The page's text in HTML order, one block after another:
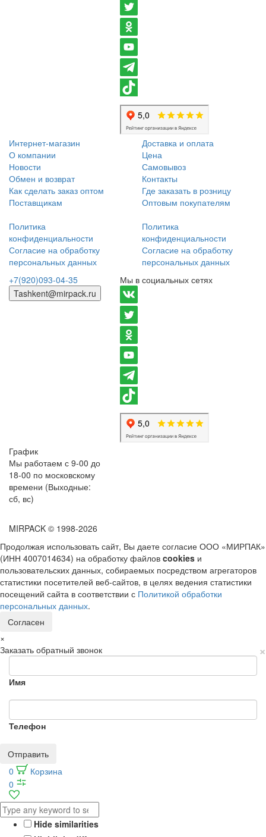
Интернет-магазин
О компании
Новости
Обмен и возврат
Как сделать заказ оптом
Поставщикам
Политика
конфиденциальности
Согласие на обработку
персональных данных
Доставка и оплата
Цена
Самовывоз
Контакты
Где заказать в розницу
Оптовым покупателям
Политика
конфиденциальности
Согласие на обработку
персональных данных
+7(920)093-04-35
Tashkent@mirpack.ru
Мы в социальных сетях
График
Мы работаем с 9-00 до
18-00 по московскому
времени (Выходные:
сб, вс)
MIRPACK © 1998-2026
Продолжая использовать сайт, Вы даете согласие ООО «МИРПАК»
(ИНН 4007014634) на обработку файлов cookies и
пользовательских данных, собираемых посредством агрегаторов
статистики посетителей веб-сайтов, в целях ведения статистики
посещений сайта в соответствии с Политикой обработки
персональных данных.
Согласен
×
×
Заказать обратный звонок
Имя
Телефон
Отправить
0
Корзина
0
Hide similarities